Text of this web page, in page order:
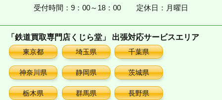
受付時間：9：00～18：00 定休日：月曜日
「鉄道買取専門店くじら堂」 出張対応サービスエリア
東京都 埼玉県 千葉県
神奈川県 静岡県 茨城県
栃木県 群馬県 長野県